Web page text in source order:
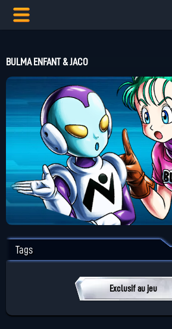
BULMA ENFANT & JACO
Tags
Exclusif au jeu